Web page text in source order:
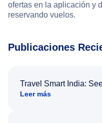
ofertas en la aplicación y
reservando vuelos.
Publicaciones
Travel Smart India:
Leer más